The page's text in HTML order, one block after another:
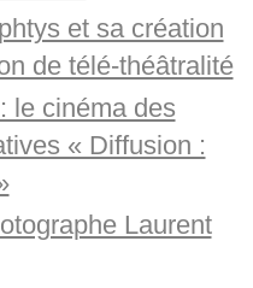
et sa création
de télé-théâtralité
le cinéma des
« Diffusion :
Laurent